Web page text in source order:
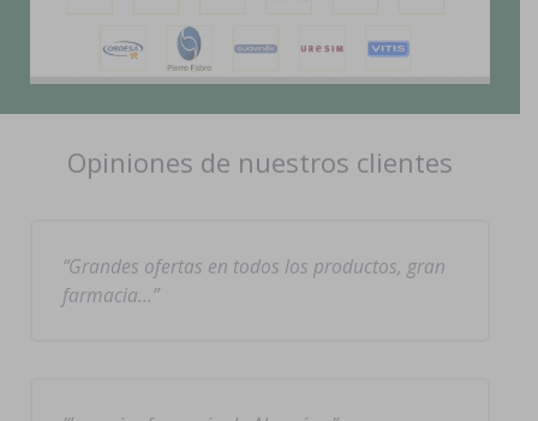
Opiniones de nuestros clientes
Grandes ofertas en todos los productos, gran
farmacia…